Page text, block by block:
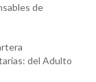
de
del Adulto